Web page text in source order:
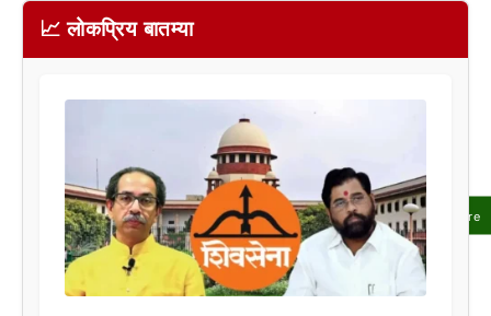
Share
📈 लोकप्रिय बातम्या